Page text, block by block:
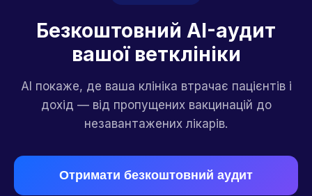
Безкоштовний AI-аудит
вашої ветклініки
AI покаже, де ваша клініка втрачає пацієнтів і
дохід — від пропущених вакцинацій до
незавантажених лікарів.
Отримати безкоштовний аудит